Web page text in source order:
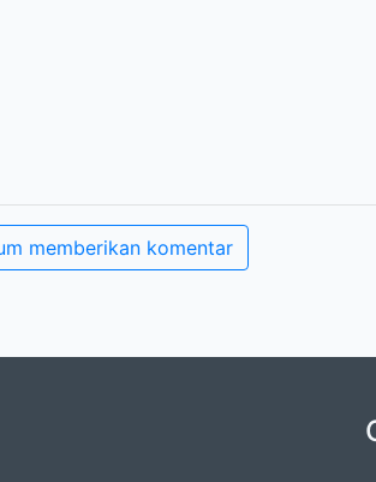
memberikan komentar